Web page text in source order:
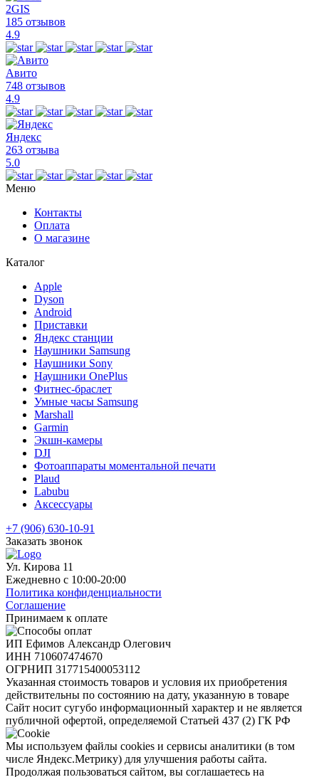
2GIS
185 отзывов
4.9
Авито
748 отзывов
4.9
Яндекс
263 отзыва
5.0
Меню
Контакты
Оплата
О магазине
Каталог
Apple
Dyson
Android
Приставки
Яндекс станции
Наушники Samsung
Наушники Sony
Наушники OnePlus
Фитнес-браслет
Умные часы Samsung
Marshall
Garmin
Экшн-камеры
DJI
Фотоаппараты моментальной печати
Plaud
Labubu
Аксессуары
+7 (906) 630-10-91
Заказать звонок
Ул. Кирова 11
Ежедневно с 10:00-20:00
Политика конфиденциальности
Соглашение
Принимаем к оплате
ИП Ефимов Александр Олегович
ИНН 710607474670
ОГРНИП 317715400053112
Указанная стоимость товаров и условия их приобретения
действительны по состоянию на дату, указанную в товаре
Сайт носит сугубо информационный характер и не является
публичной офертой, определяемой Статьей 437 (2) ГК РФ
Мы используем файлы cookies и сервисы аналитики (в том
числе Яндекс.Метрику) для улучшения работы сайта.
Продолжая пользоваться сайтом, вы соглашаетесь на